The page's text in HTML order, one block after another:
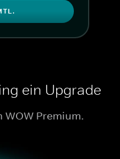
ein Upgrade
WOW Premium.